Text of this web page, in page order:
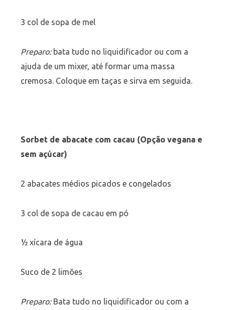
3 col de sopa de mel
Preparo:bata tudo no liquidificador ou com a
ajuda de um mixer, até formar uma massa
cremosa. Coloque em taças e sirva em seguida.
Sorbet de abacate com cacau (Opção vegana e
sem açúcar)
2 abacates médios picados e congelados
3 col de sopa de cacau em pó
½ xícara de água
Suco de 2 limões
Preparo:Bata tudo no liquidificador ou com a